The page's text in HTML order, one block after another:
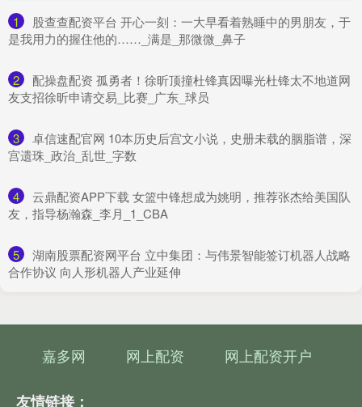
1
​股查查配资平台 开心一刻：一大早看着熟睡中的男朋友，于
是我用力的握住他的……_满是_那微微_鼻子
2
​配操盘配资 孤勇者！徐昕顶撞杜锋真因曝光杜锋太不地道网
友支招徐昕申请交易_比赛_广东_球员
3
​卓信速配官网 10本历史后宫文小说，史册未载的胭脂谱，深
宫遗珠_政治_乱世_字数
4
​云鼎配资APP下载 女篮中锋想成为姚明，推荐张杰给美国队
友，指导杨瀚森_李月_1_CBA
5
​湖南股票配资网平台 立中集团：与伟景智能签订机器人战略
合作协议 向人形机器人产业延伸
嘉多网 网上配资 网上配资开户
友情链接：